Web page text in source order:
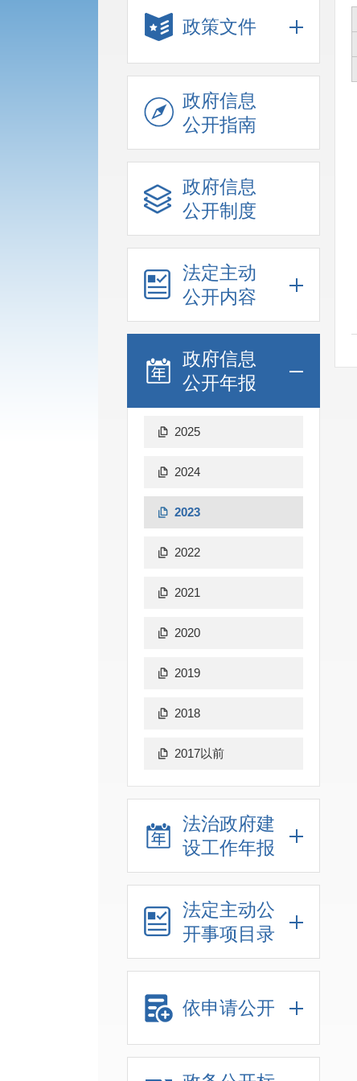
政策文件
政府信息
公开指南
政府信息
公开制度
法定主动
公开内容
政府信息
公开年报
2025
2024
2023
2022
2021
2020
2019
2018
2017以前
法治政府建
设工作年报
法定主动公
开事项目录
依申请公开